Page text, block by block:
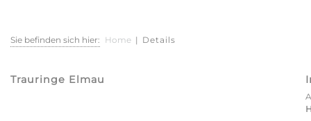
Sie befinden sich hier: Home | Details
Trauringe Elmau